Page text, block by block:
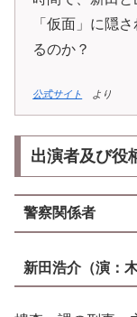
「仮面」に隠
るのか？
公式サイト より
出演者及び役
警察関係者
新田浩介（演：